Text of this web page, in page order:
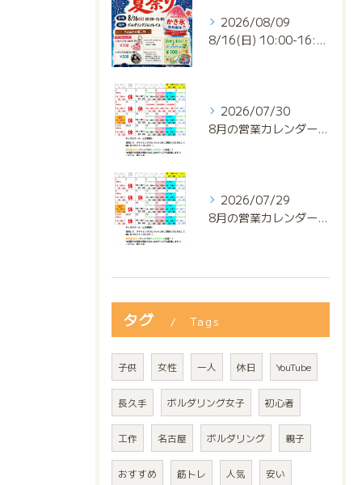
2026/08/09
8/16(日) 10:00-16:00
2026/07/30
8月の営業カレンダー📅でっっっす‼️
2026/07/29
8月の営業カレンダー📅でっっっす‼️
タグ Tags
子供 女性 一人 休日 YouTube
長久手 ボルダリング女子 初心者
工作 名古屋 ボルダリング 親子
おすすめ 筋トレ 人気 安い